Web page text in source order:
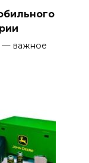
— важное